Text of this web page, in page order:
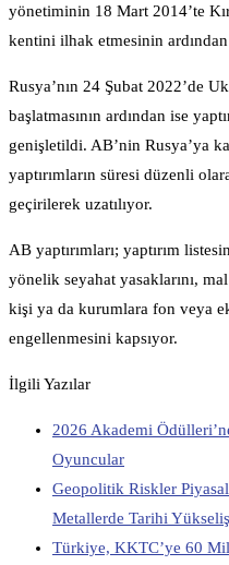
yönetiminin 18 Mart 2014’te
kentini ilhak etmesinin
Rusya’nın 24 Şubat 2022’de
başlatmasının ardından ise
genişletildi. AB’nin Rusya’ya
yaptırımların süresi düzenli
geçirilerek uzatılıyor.
AB yaptırımları; yaptırım
yönelik seyahat yasaklarını,
kişi ya da kurumlara fon veya
engellenmesini kapsıyor.
İlgili Yazılar
2026 Akademi
Oyuncular
Geopolitik Riskler
Metallerde Tarihi Yükseliş
Türkiye, KKTC’ye 60